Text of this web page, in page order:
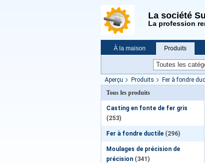
La société
La profession
À la maison Produits
Demande de soumission
Aperçu Produits Fer à fondre
Tous les produits
Casting en fonte de fer gris
(253)
Fer à fondre ductile (296)
Moulages de précision de
précision (341)